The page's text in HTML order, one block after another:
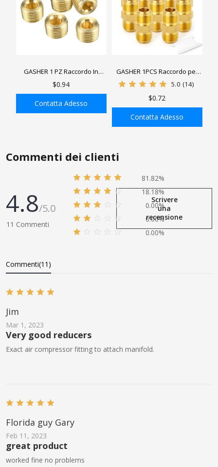
GASHER 1 PZ Raccordo In
Ottone Raccordo Esagonale In
Filettatura Esagonale Interna
$0.94
Contatta Adesso
AGGIUNGI ALLA
GASHER 1PCS Raccordo per
tubo in ottone per metalli,
tubi maschio
5.0 (14)
$0.72
Contatta Adesso
Commenti dei clienti
4.8/5.0
11 Commenti
81.82%
18.18%
0.00%
0.00%
0.00%
Scrivere
una
recensione
Commenti(11)
Jim
Mar 1, 2023
Very good reducers
Exact air compressor fitting to attach manifold.
Florida guy Gary
Feb 11, 2023
great product
worked fine no problems